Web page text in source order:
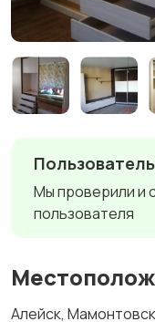
Мы проверили и
пользователя
Алейск,